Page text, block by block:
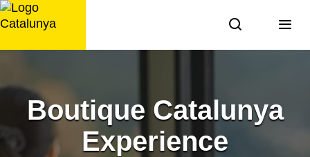
Aller
au
Boutique Catalunya
Experience